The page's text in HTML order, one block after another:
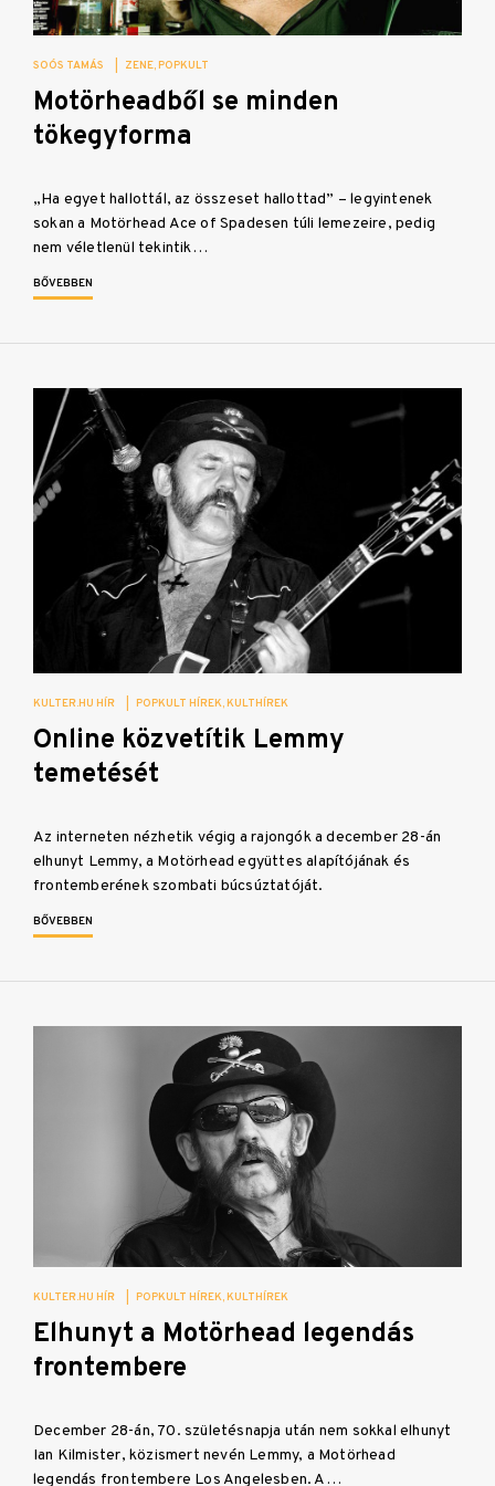
SOÓS TAMÁS ZENE POPKULT
Motörheadből se minden
tökegyforma
„Ha egyet hallottál, az összeset hallottad” – legyintenek
sokan a Motörhead Ace of Spadesen túli lemezeire, pedig
nem véletlenül tekintik…
BŐVEBBEN
KULTER.HU HÍR POPKULT HÍREK KULTHÍREK
Online közvetítik Lemmy
temetését
Az interneten nézhetik végig a rajongók a december 28-án
elhunyt Lemmy, a Motörhead együttes alapítójának és
frontemberének szombati búcsúztatóját.
BŐVEBBEN
KULTER.HU HÍR POPKULT HÍREK KULTHÍREK
Elhunyt a Motörhead legendás
frontembere
December 28-án, 70. születésnapja után nem sokkal elhunyt
Ian Kilmister, közismert nevén Lemmy, a Motörhead
legendás frontembere Los Angelesben. A…